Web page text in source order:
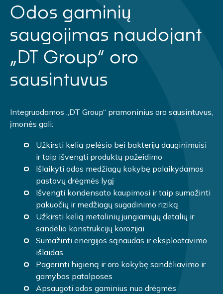
Odos gaminių
saugojimas naudojant
„DT Group“ oro
sausintuvus
Integruodamos „DT Group“ pramoninius oro sausintuvus,
įmonės gali:
Užkirsti kelią pelėsio bei bakterijų dauginimuisi
ir taip išvengti produktų pažeidimo
Išlaikyti odos medžiagų kokybę palaikydamos
pastovų drėgmės lygį
Išvengti kondensato kaupimosi ir taip sumažinti
pakuočių ir medžiagų sugadinimo riziką
Užkirsti kelią metalinių jungiamųjų detalių ir
sandėlio konstrukcijų korozijai
Sumažinti energijos sąnaudas ir eksploatavimo
išlaidas
Pagerinti higieną ir oro kokybę sandėliavimo ir
gamybos patalposes
Apsaugoti odos gaminius nuo drėgmės